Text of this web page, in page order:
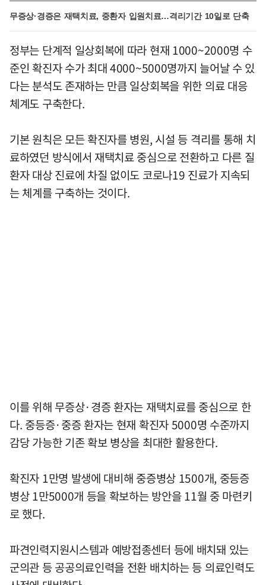
무증상·경증은 재택치료, 중환자 입원치료…격리기간 10일로 단축
정부는 단계적 일상회복에 따라 현재 1000~2000명 수
준인 확진자 수가 최대 4000~5000명까지 늘어날 수 있
다는 분석도 존재하는 만큼 일상회복을 위한 의료 대응
체계도 구축한다.
기본 원칙은 모든 확진자를 병원, 시설 등 격리를 통해 치
료하였던 방식에서 재택치료 중심으로 전환하고 다른 질
환자 대상 진료에 차질 없이도 코로나19 진료가 지속되
는 체계를 구축하는 것이다.
이를 위해 무증상·경증 환자는 재택치료를 중심으로 한
다. 중등증·중증 환자는 현재 확진자 5000명 수준까지
감당 가능한 기존 확보 병상을 최대한 활용한다.
확진자 1만명 발생에 대비해 중증병상 1500개, 중등증
병상 1만5000개 등을 확보하는 방안을 11월 중 마련키
로 했다.
파견인력지원시스템과 예방접종센터 등에 배치돼 있는
군의관 등 공공의료인력을 전환 배치하는 등 의료인력도